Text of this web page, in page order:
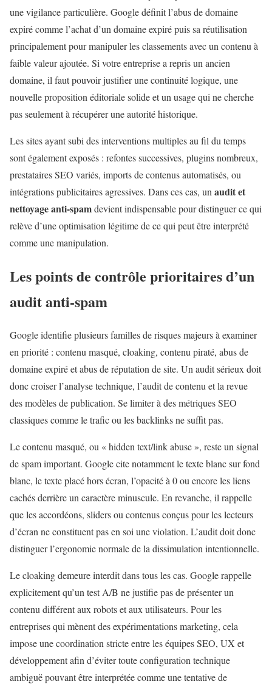
une vigilance particulière. Google définit l’abus de domaine
expiré comme l’achat d’un domaine expiré puis sa réutilisation
principalement pour manipuler les classements avec un contenu à
faible valeur ajoutée. Si votre entreprise a repris un ancien
domaine, il faut pouvoir justifier une continuité logique, une
nouvelle proposition éditoriale solide et un usage qui ne cherche
pas seulement à récupérer une autorité historique.
Les sites ayant subi des interventions multiples au fil du temps
sont également exposés : refontes successives, plugins nombreux,
prestataires SEO variés, imports de contenus automatisés, ou
intégrations publicitaires agressives. Dans ces cas, unaudit et
nettoyage anti-spamdevient indispensable pour distinguer ce qui
relève d’une optimisation légitime de ce qui peut être interprété
comme une manipulation.
Les points de contrôle prioritaires d’un
audit anti-spam
Google identifie plusieurs familles de risques majeurs à examiner
en priorité : contenu masqué, cloaking, contenu piraté, abus de
domaine expiré et abus de réputation de site. Un audit sérieux doit
donc croiser l’analyse technique, l’audit de contenu et la revue
des modèles de publication. Se limiter à des métriques SEO
classiques comme le trafic ou les backlinks ne suffit pas.
Le contenu masqué, ou « hidden text/link abuse », reste un signal
de spam important. Google cite notamment le texte blanc sur fond
blanc, le texte placé hors écran, l’opacité à 0 ou encore les liens
cachés derrière un caractère minuscule. En revanche, il rappelle
que les accordéons, sliders ou contenus conçus pour les lecteurs
d’écran ne constituent pas en soi une violation. L’audit doit donc
distinguer l’ergonomie normale de la dissimulation intentionnelle.
Le cloaking demeure interdit dans tous les cas. Google rappelle
explicitement qu’un test A/B ne justifie pas de présenter un
contenu différent aux robots et aux utilisateurs. Pour les
entreprises qui mènent des expérimentations marketing, cela
impose une coordination stricte entre les équipes SEO, UX et
développement afin d’éviter toute configuration technique
ambiguë pouvant être interprétée comme une tentative de